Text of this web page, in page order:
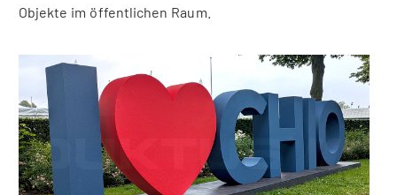
Objekte im öffentlichen Raum.